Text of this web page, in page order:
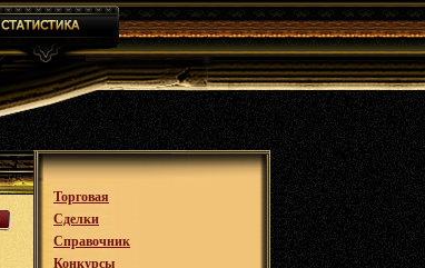
Торговая
Сделки
Справочник
Конкурсы